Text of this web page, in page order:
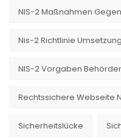
NIS-2 Maßnahmen
Nis-2 Richtlinie
NIS-2 Vorgaben
Rechtssichere Webseite
Sicherheitslücke